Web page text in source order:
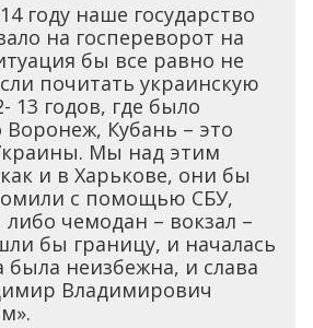
году наше государство
на госпереворот на
бы все равно не
почитать украинскую
13 годов, где было
Воронеж, Кубань – это
Мы над этим
и в Харькове, они бы
с помощью СБУ,
чемодан – вокзал –
бы границу, и началась
неизбежна, и слава
Владимирович